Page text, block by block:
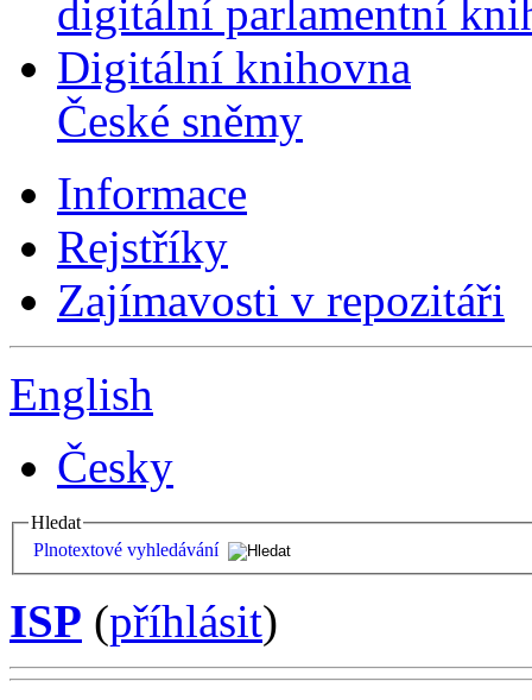
digitální parlamentní
Digitální knihovna
České sněmy
Informace
Rejstříky
Zajímavosti v repozitáři
English
Česky
Hledat
Plnotextové vyhledávání
ISP (příhlásit)